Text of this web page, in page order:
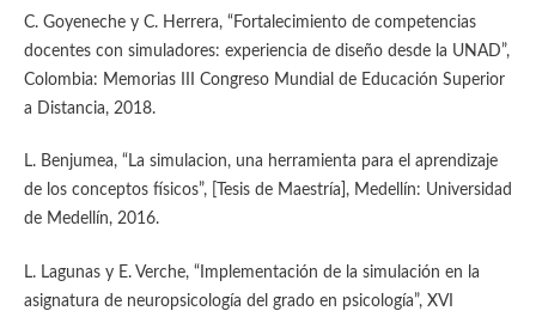
C. Goyeneche y C. Herrera, “Fortalecimiento de competencias
docentes con simuladores: experiencia de diseño desde la UNAD”,
Colombia: Memorias III Congreso Mundial de Educación Superior
a Distancia, 2018.
L. Benjumea, “La simulacion, una herramienta para el aprendizaje
de los conceptos físicos”, [Tesis de Maestría], Medellín: Universidad
de Medellín, 2016.
L. Lagunas y E. Verche, “Implementación de la simulación en la
asignatura de neuropsicología del grado en psicología”, XVI